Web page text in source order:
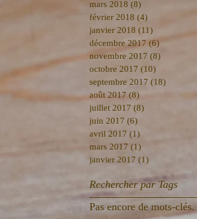
mars 2018 (8)
février 2018 (4)
janvier 2018 (11)
décembre 2017 (6)6 posts
novembre 2017 (8)
octobre 2017 (10)
septembre 2017 (18)
août 2017 (8) 8 posts
juillet 2017 (8)
juin 2017 (6)
avril 2017 (1)
mars 2017 (1)
janvier 2017 (1)
Rechercher par Tags
Pas encore de mots-clés.